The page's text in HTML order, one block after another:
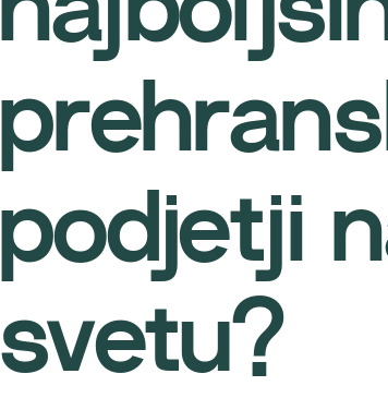
podjetji
svetu?